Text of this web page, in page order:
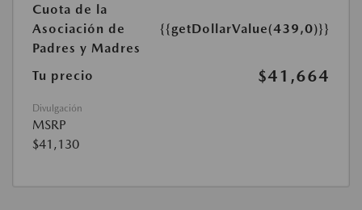
Cuota de la
Asociación de
Padres y Madres
{{getDollarValue(439,0)}}
Tu precio $41,664
Divulgación
MSRP
$41,130